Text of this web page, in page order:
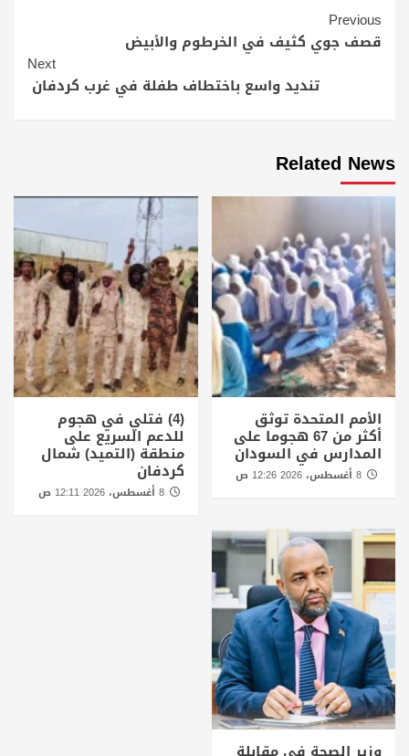
Continue
Reading
Previous
قصف جوي كثيف في الخرطوم والأبيض
Next
تنديد واسع باختطاف طفلة في غرب كردفان
Related News
الأمم المتحدة توثق
أكثر من 67 هجوما على
المدارس في السودان
(4) فتلي في هجوم
للدعم السريع على
منطقة (التميد) شمال
كردفان
8 أغسطس، 2026 12:11 ص